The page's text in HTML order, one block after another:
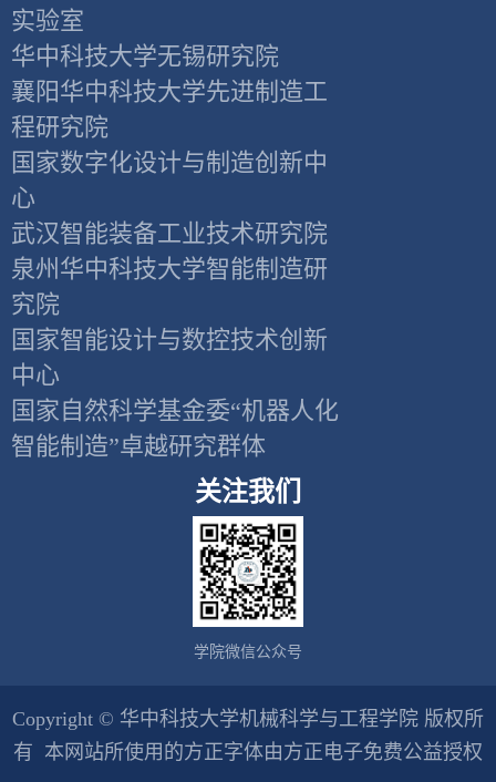
实验室
华中科技大学无锡研究院
襄阳华中科技大学先进制造工
程研究院
国家数字化设计与制造创新中
心
武汉智能装备工业技术研究院
泉州华中科技大学智能制造研
究院
国家智能设计与数控技术创新
中心
国家自然科学基金委“机器人化
智能制造”卓越研究群体
关注我们
学院微信公众号
Copyright © 华中科技大学机械科学与工程学院 版权所
有 本网站所使用的方正字体由方正电子免费公益授权